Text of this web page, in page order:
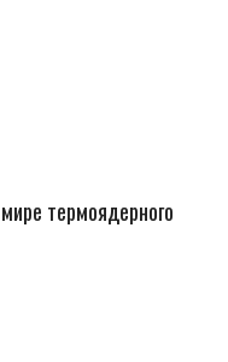
термоядерного